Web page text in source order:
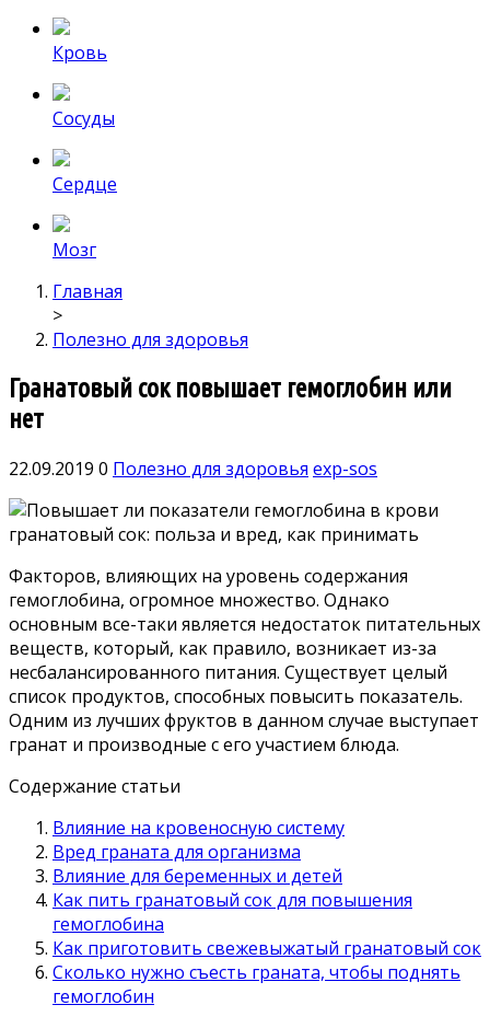
Кровь
Сосуды
Сердце
Мозг
Главная
>
Полезно для здоровья
Гранатовый сок повышает гемоглобин или
нет
22.09.2019 0 Полезно для здоровья exp-sos
Факторов, влияющих на уровень содержания
гемоглобина, огромное множество. Однако
основным все-таки является недостаток питательных
веществ, который, как правило, возникает из-за
несбалансированного питания. Существует целый
список продуктов, способных повысить показатель.
Одним из лучших фруктов в данном случае выступает
гранат и производные с его участием блюда.
Содержание статьи
Влияние на кровеносную систему
Вред граната для организма
Влияние для беременных и детей
Как пить гранатовый сок для повышения
гемоглобина
Как приготовить свежевыжатый гранатовый сок
Сколько нужно съесть граната, чтобы поднять
гемоглобин